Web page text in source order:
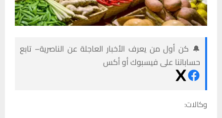
🔔 كن أول من يعرف الأخبار العاجلة عن الناصرية– تابع
حساباتنا على فيسبوك أو أكس
وكالات: